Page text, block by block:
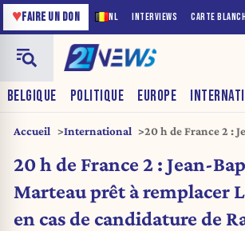
NL INTERVIEWS CARTE
♥FAIRE UN DON
BELGIQUE POLITIQUE EUROPE
Accueil International
20 h de France 2 :
en cas de
Glucksmann
20 h de France 2 : Jean-
Marteau prêt à remplacer
en cas de candidature de